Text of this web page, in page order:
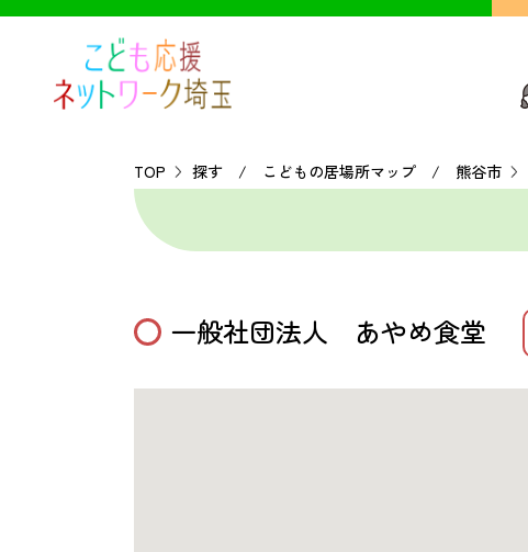
TOP 探す / こどもの居場所マップ / 熊谷市
一般社団法人 あやめ食堂